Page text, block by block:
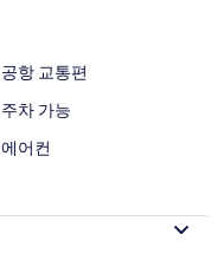
공항 교통편
주차 가능
에어컨